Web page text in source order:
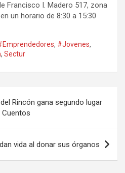
Francisco I. Madero 517, zona
un horario de 8:30 a 15:30
, #Jovenes,
, Sectur
Rincón gana segundo lugar
Cuentos
vida al donar sus órganos